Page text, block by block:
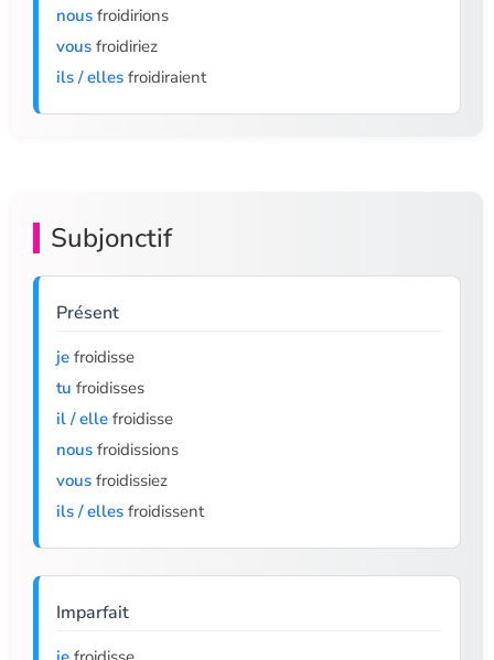
nous froidirions
vous froidiriez
ils / elles froidiraient
Subjonctif
Présent
je froidisse
tu froidisses
il / elle froidisse
nous froidissions
vous froidissiez
ils / elles froidissent
Imparfait